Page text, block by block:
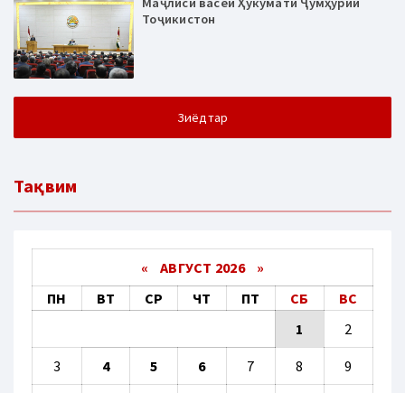
Тоҷикистон
Зиёдтар
Тақвим
« АВГУСТ 2026 »
ПН
ВТ СР ЧТ ПТ СБ
ВС
1
2
3 4 5 6 7 8 9